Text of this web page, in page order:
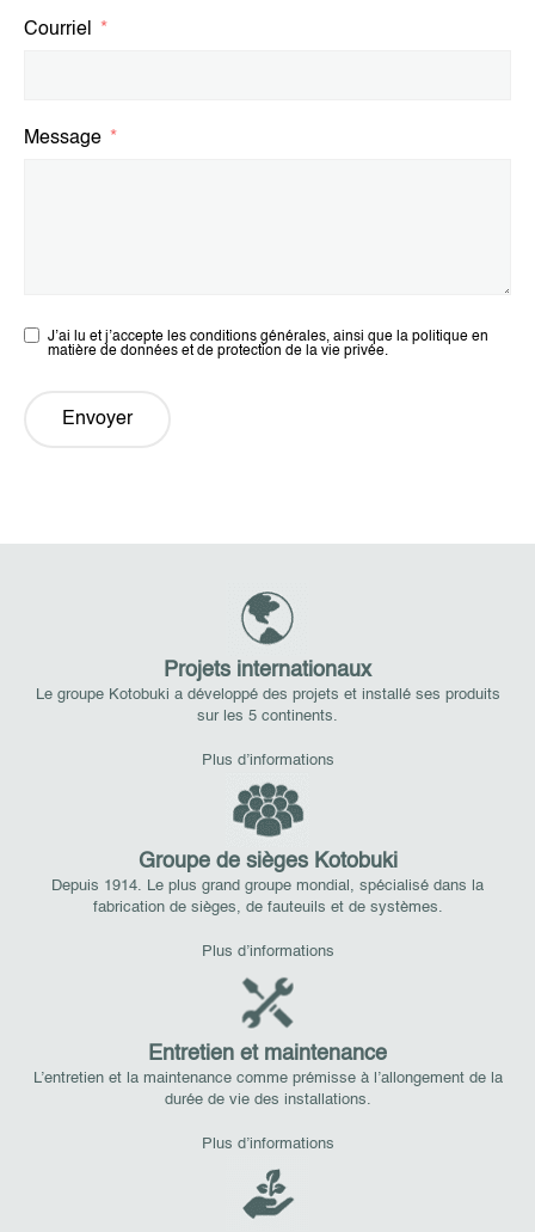
Courriel
Message
J’ai lu et j’accepte les conditions générales, ainsi que la politique en
matière de données et de protection de la vie privée.
Envoyer
Projets internationaux
Le groupe Kotobuki a développé des projets et installé ses produits
sur les 5 continents.
Plus d’informations
Groupe de sièges Kotobuki
Depuis 1914. Le plus grand groupe mondial, spécialisé dans la
fabrication de sièges, de fauteuils et de systèmes.
Plus d’informations
Entretien et maintenance
L’entretien et la maintenance comme prémisse à l’allongement de la
durée de vie des installations.
Plus d’informations